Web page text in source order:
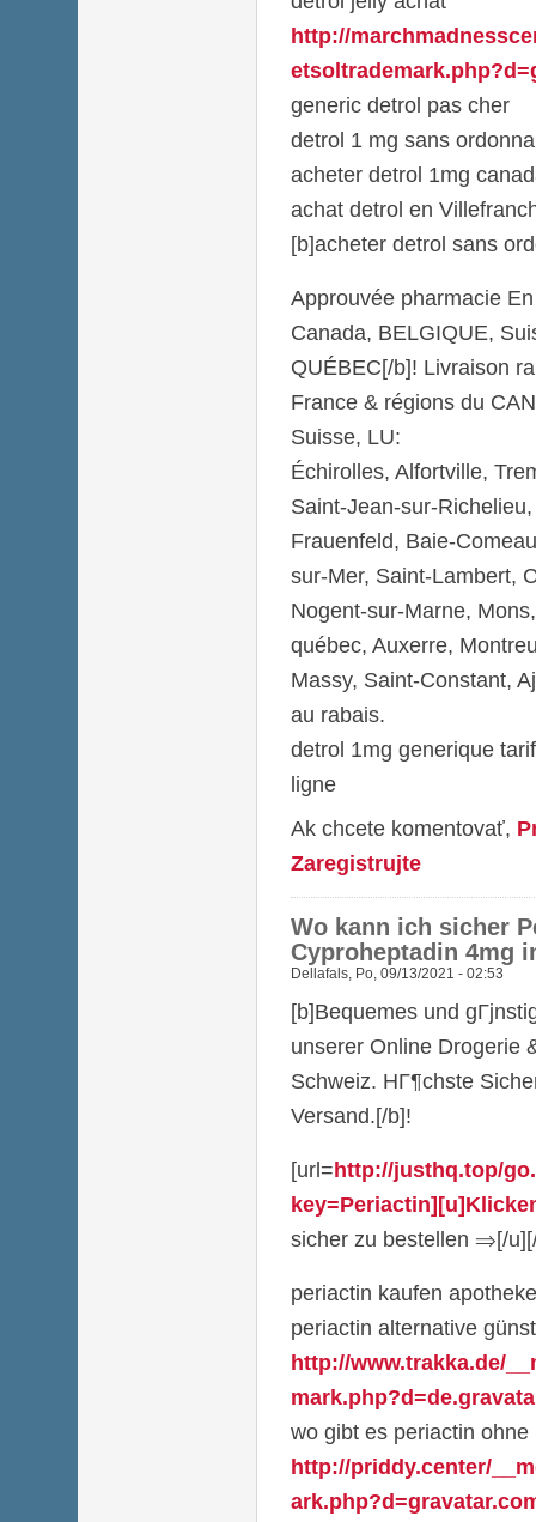
http://
generic detrol pas cher
detrol 1 mg sans
acheter detrol 1mg
achat detrol en
[b]acheter detrol sans
Approuvée pharmacie
Canada, BELGIQUE,
QUÉBEC[/b]! Livraison
France & régions du
Suisse, LU:
Échirolles, Alfortville,
Saint-Jean-sur-
Frauenfeld, Baie-
sur-Mer, Saint-Lambert,
Nogent-sur-Marne,
québec, Auxerre,
Massy, Saint-Constant,
au rabais.
detrol 1mg generique
ligne
Ak chcete komentovať,
Zaregistrujte
Wo kann ich sicher
Cyproheptadin 4mg
Dellafals, Po, 09/13/2021 - 02:53
[b]Bequemes und
unserer Online Drogerie
Schweiz. HГ¶chste
Versand.[/b]!
[url=http://justhq.top/
sicher zu bestellen ⇒[/
periactin kaufen
periactin alternative
http://www.trakka.de/
wo gibt es periactin ohne
http://priddy.center/